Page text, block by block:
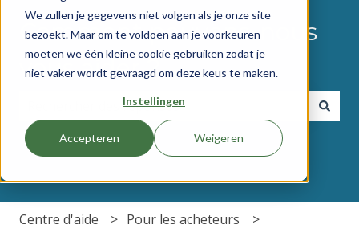
We zullen je gegevens niet volgen als je onze site
bezoekt. Maar om te voldoen aan je voorkeuren
moeten we één kleine cookie gebruiken zodat je
niet vaker wordt gevraagd om deze keus te maken.
Instellingen
Accepteren Weigeren
Comment pouvons-nous
vous aider ?
Il n'y a aucune suggestion car le champ de
Centre d'aide Pour les acheteurs